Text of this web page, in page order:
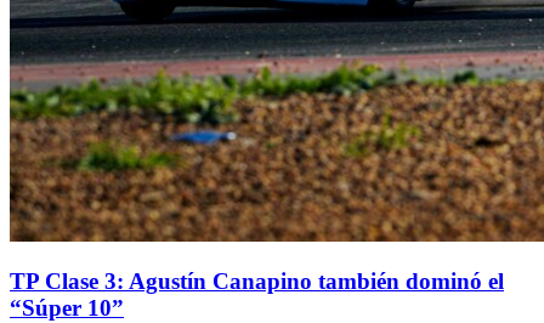
TP Clase 3: Agustín Canapino también dominó el
“Súper 10”